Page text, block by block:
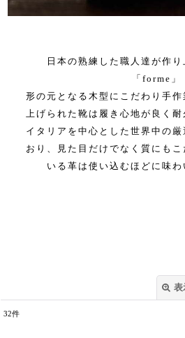
日本の熟練した職人達が作
「forme」
形の元となる木型にこだわり手作
上げられた靴は履き心地が良く耐
イタリアを中心とした世界中の
おり、見た目だけでなく質にも
いる革は使い込むほどに味わ
表
32件